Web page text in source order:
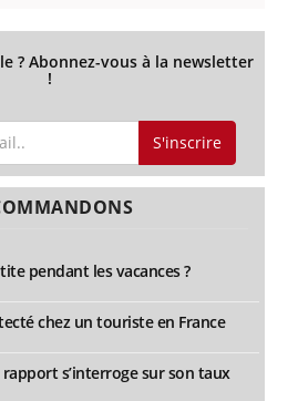
? Abonnez-vous à la newsletter
!
S'inscrire
pendant les vacances ?
chez un touriste en France
s’interroge sur son taux